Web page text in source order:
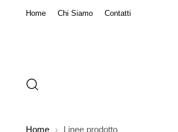
Home Chi Siamo Contatti
Home Linee prodotto